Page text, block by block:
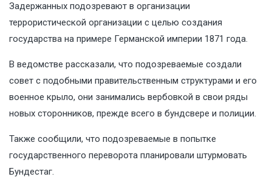
Задержанных подозревают в организации
террористической организации с целью создания
государства на примере Германской империи 1871 года.
В ведомстве рассказали, что подозреваемые создали
совет с подобными правительственным структурами и его
военное крыло, они занимались вербовкой в свои ряды
новых сторонников, прежде всего в бундсвере и полиции.
Также сообщили, что подозреваемые в попытке
государственного переворота планировали штурмовать
Бундестаг.